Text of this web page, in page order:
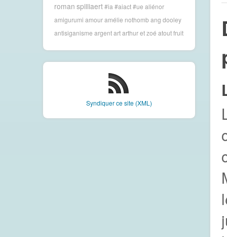
roman spilliaert #ia #aiact #ue aliénor
amigurumi amour amélie nothomb ang dooley
antisiganisme argent art arthur et zoé atout fruit
Syndiquer ce site (XML)